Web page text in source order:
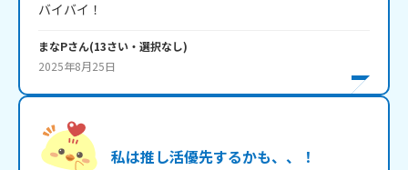
バイバイ！
まなPさん(13さい・ 選択なし)
2025年8月25日
私は推し活優先するかも、、！